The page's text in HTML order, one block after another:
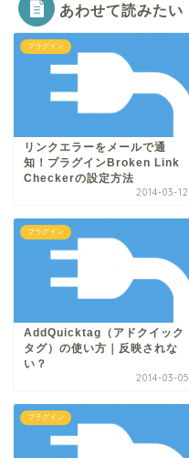
あわせて読みたい
プラグイン
リンクエラーをメールで通
知！プラグインBroken Link
Checkerの設定方法
2014-03-12
プラグイン
AddQuicktag（アドクイック
タグ）の使い方｜反映されな
い？
2014-03-05
プラグイン